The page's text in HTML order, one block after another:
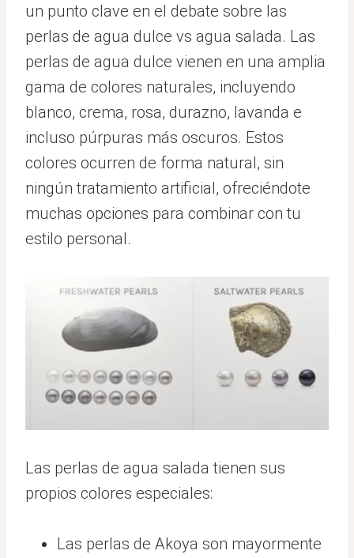
un punto clave en el debate sobre las
perlas de agua dulce vs agua salada. Las
perlas de agua dulce vienen en una amplia
gama de colores naturales, incluyendo
blanco, crema, rosa, durazno, lavanda e
incluso púrpuras más oscuros. Estos
colores ocurren de forma natural, sin
ningún tratamiento artificial, ofreciéndote
muchas opciones para combinar con tu
estilo personal.
Las perlas de agua salada tienen sus
propios colores especiales:
Las perlas de Akoya son mayormente